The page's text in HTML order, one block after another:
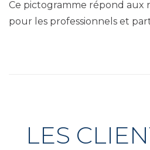
Ce pictogramme répond aux
pour les professionnels et
LES